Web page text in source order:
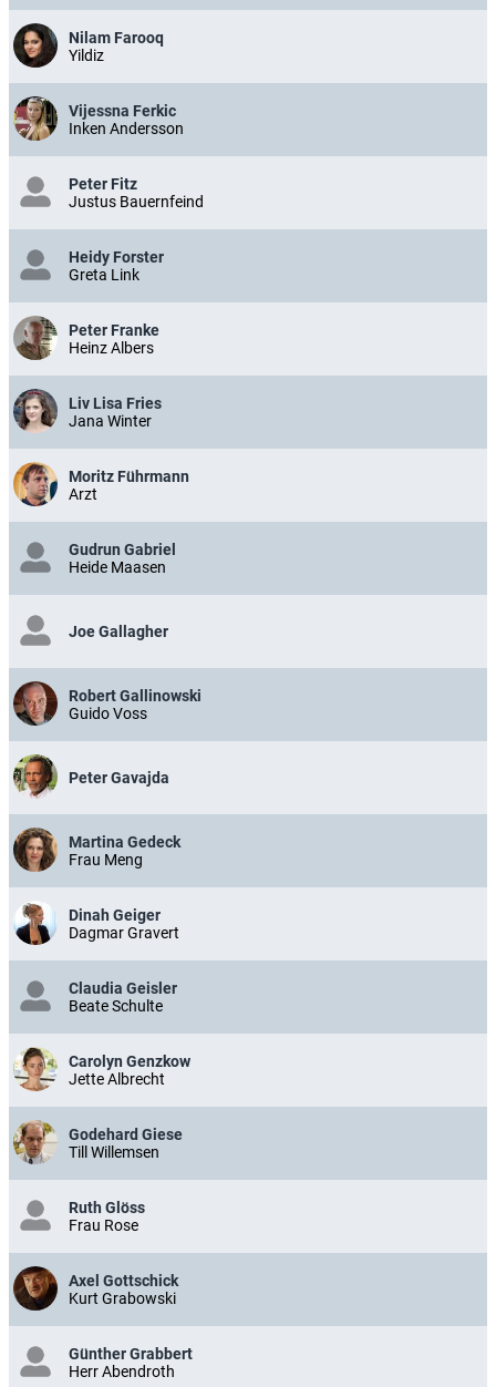
Nilam Farooq
Yildiz
Vijessna Ferkic
Inken Andersson
Peter Fitz
Justus Bauernfeind
Heidy Forster
Greta Link
Peter Franke
Heinz Albers
Liv Lisa Fries
Jana Winter
Moritz Führmann
Arzt
Gudrun Gabriel
Heide Maasen
Joe Gallagher
Robert Gallinowski
Guido Voss
Peter Gavajda
Martina Gedeck
Frau Meng
Dinah Geiger
Dagmar Gravert
Claudia Geisler
Beate Schulte
Carolyn Genzkow
Jette Albrecht
Godehard Giese
Till Willemsen
Ruth Glöss
Frau Rose
Axel Gottschick
Kurt Grabowski
Günther Grabbert
Herr Abendroth